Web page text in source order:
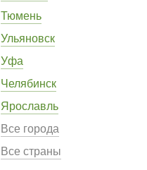
Тюмень
Ульяновск
Уфа
Челябинск
Ярославль
Все города
Все страны